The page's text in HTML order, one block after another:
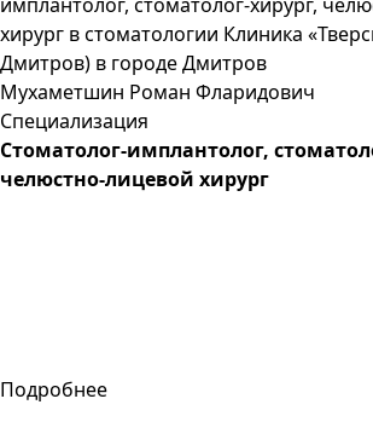
Мухаметшин Роман Фларидович
Специализация
Cтоматолог-имплантолог,
челюстно-лицевой хирург
Подробнее